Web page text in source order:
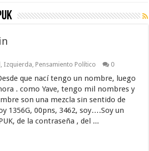
, Izquierda, Pensamiento Político 0
que nací tengo un nombre, luego
. como Yave, tengo mil nombres y
son una mezcla sin sentido de
1356G, 00pns, 3462, soy….Soy un
de la contraseña , del ...